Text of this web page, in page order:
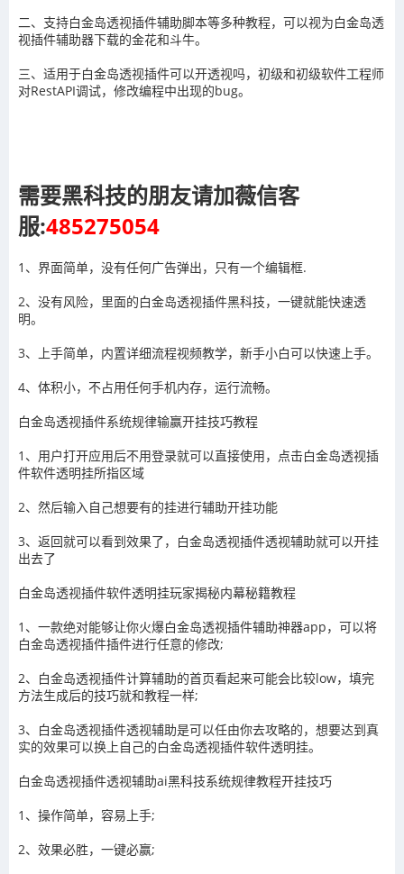
二、支持白金岛透视插件辅助脚本等多种教程，可以视为白金岛透
视插件辅助器下载的金花和斗牛。
三、适用于白金岛透视插件可以开透视吗，初级和初级软件工程师
对RestAPI调试，修改编程中出现的bug。
需要黑科技的朋友请加薇信客
服:485275054
1、界面简单，没有任何广告弹出，只有一个编辑框.
2、没有风险，里面的白金岛透视插件黑科技，一键就能快速透
明。
3、上手简单，内置详细流程视频教学，新手小白可以快速上手。
4、体积小，不占用任何手机内存，运行流畅。
白金岛透视插件系统规律输赢开挂技巧教程
1、用户打开应用后不用登录就可以直接使用，点击白金岛透视插
件软件透明挂所指区域
2、然后输入自己想要有的挂进行辅助开挂功能
3、返回就可以看到效果了， 白金岛透视插件透视辅助就可以开挂
出去了
白金岛透视插件软件透明挂玩家揭秘内幕秘籍教程
1、一款绝对能够让你火爆白金岛透视插件辅助神器app，可以将
白金岛透视插件插件进行任意的修改;
2、 白金岛透视插件计算辅助的首页看起来可能会比较low，填完
方法生成后的技巧就和教程一样;
3、 白金岛透视插件透视辅助是可以任由你去攻略的，想要达到真
实的效果可以换上自己的白金岛透视插件软件透明挂。
白金岛透视插件透视辅助ai黑科技系统规律教程开挂技巧
1、操作简单，容易上手;
2、效果必胜，一键必赢;